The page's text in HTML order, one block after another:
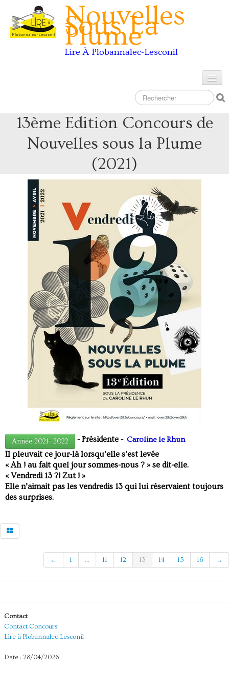
Nouvelles
Sous La
Plume
Lire À Plobannalec-Lesconil
Les Concours
10 ans de concours
13ème Edition Concours de
Nouvelles sous la Plume
(2021)
Année 2021- 2022 - Présidente - Caroline le Rhun
Il pleuvait ce jour-là lorsqu’elle s’est levée
« Ah ! au fait quel jour sommes-nous ? » se dit-elle.
« Vendredi 13 ?! Zut ! »
Elle n’aimait pas les vendredis 13 qui lui réservaient toujours
des surprises.
← 1 ... 11 12 13 14 15 16 →
Contact
Contact Concours
Lire à Plobannalec-Lesconil
Date : 28/04/2026